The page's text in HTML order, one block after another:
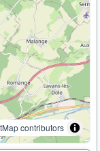
contributors